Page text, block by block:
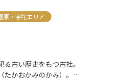
原・宇陀エリア
古い歴史をもつ古社。
かおかみのかみ）。